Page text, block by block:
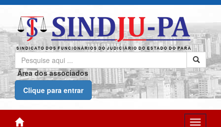
Área dos associados
Clique para entrar